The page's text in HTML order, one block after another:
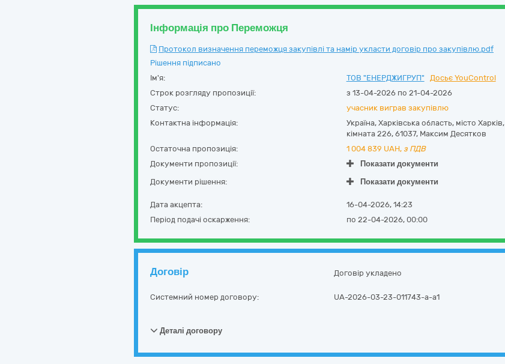
Інформація про Переможця
Протокол визначення переможця закупівлі та намір укласти договір про закупівлю.pdf
Рішення підписано
Ім'я:
ТОВ "ЕНЕРДЖИГРУП"
Досьє YouControl
Строк розгляду пропозиції:
з 13-04-2026 по 21-04-2026
Статус:
учасник виграв закупівлю
Контактна інформація:
Україна, Харківська область, місто Харків,
кімната 226, 61037, Максим Десятков
Остаточна пропозиція:
1 004 839 UAH, з ПДВ
Документи пропозиції:
Показати документи
Документи рішення:
Показати документи
Дата акцепта:
16-04-2026, 14:23
Період подачі оскарження:
по 22-04-2026, 00:00
Договір Договір укладено
Системний номер договору: UA-2026-03-23-011743-a-a1
Деталі договору